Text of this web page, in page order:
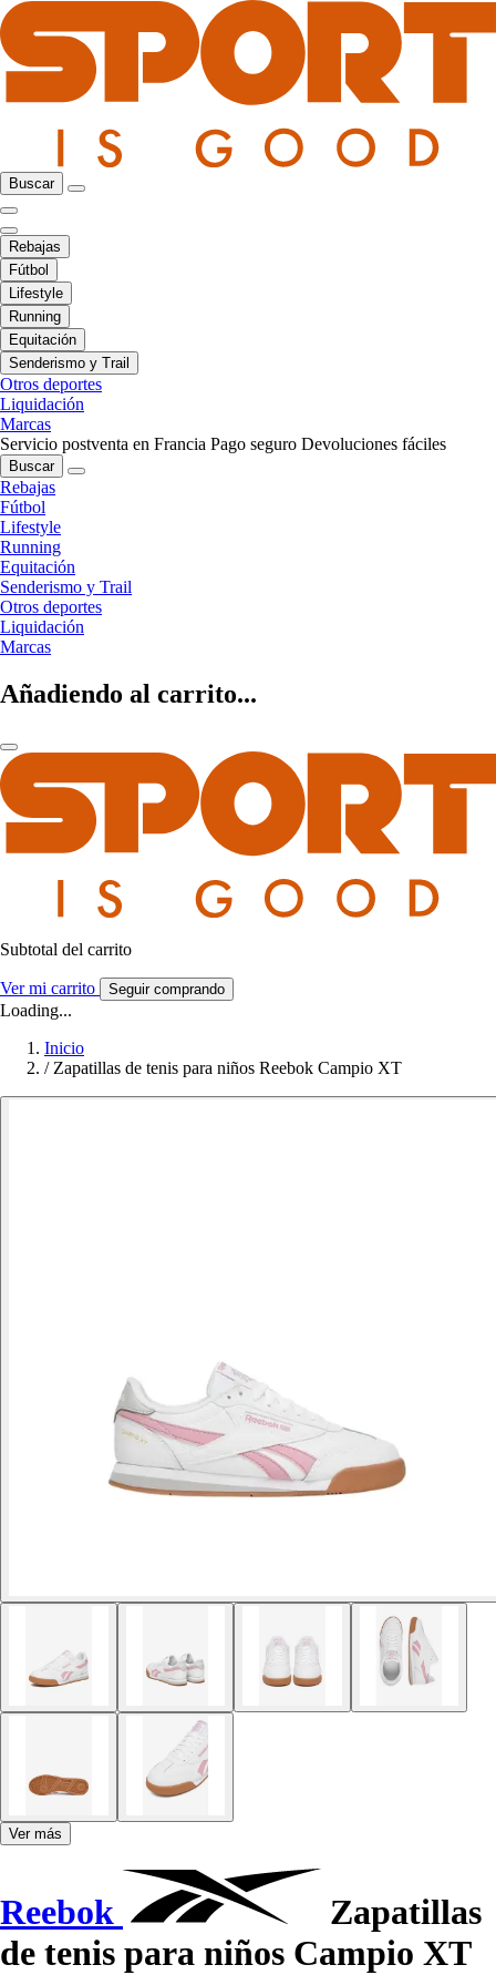
Buscar
Rebajas
Fútbol
Lifestyle
Running
Equitación
Senderismo y Trail
Otros deportes
Liquidación
Marcas
Servicio postventa en Francia Pago seguro Devoluciones fáciles
Buscar
Rebajas
Fútbol
Lifestyle
Running
Equitación
Senderismo y Trail
Otros deportes
Liquidación
Marcas
Añadiendo al carrito...
Subtotal del carrito
Ver mi carrito Seguir comprando
Loading...
Inicio
/ Zapatillas de tenis para niños Reebok Campio XT
Ver más
Reebok
Zapatillas
de tenis para niños Campio XT